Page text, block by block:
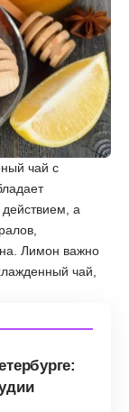
чай с
а
Лимон важно
чай,